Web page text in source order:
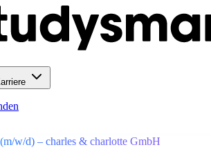
w/d) – charles & charlotte GmbH